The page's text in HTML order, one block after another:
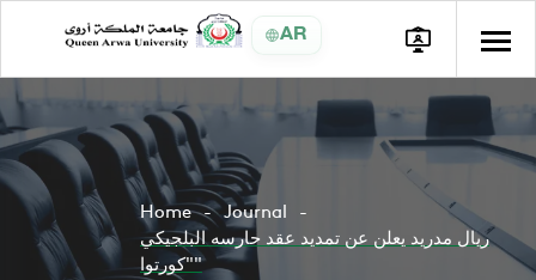
AR
Home
Journal
ريال مدريد يعلن عن تمديد عقد حارسه البلجيكي
"كورتوا"